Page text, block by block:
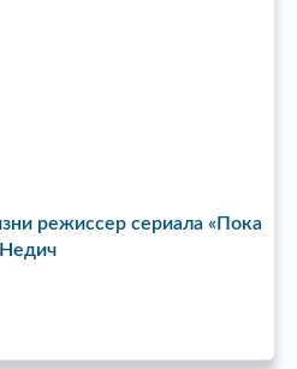
сериала «Пока станица